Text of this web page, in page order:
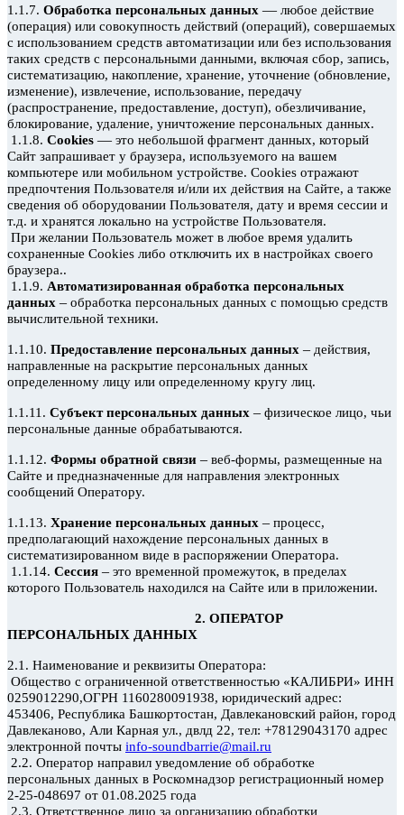
1.1.7. Обработка персональных данных — любое действие
(операция) или совокупность действий (операций), совершаемых
с использованием средств автоматизации или без использования
таких средств с персональными данными, включая сбор, запись,
систематизацию, накопление, хранение, уточнение (обновление,
изменение), извлечение, использование, передачу
(распространение, предоставление, доступ), обезличивание,
блокирование, удаление, уничтожение персональных данных.
1.1.8. Cookies — это небольшой фрагмент данных, который
Сайт запрашивает у браузера, используемого на вашем
компьютере или мобильном устройстве. Cookies отражают
предпочтения Пользователя и/или их действия на Сайте, а также
сведения об оборудовании Пользователя, дату и время сессии и
т.д. и хранятся локально на устройстве Пользователя.
При желании Пользователь может в любое время удалить
сохраненные Сookies либо отключить их в настройках своего
браузера..
1.1.9. Автоматизированная обработка персональных
данных – обработка персональных данных с помощью средств
вычислительной техники.
1.1.10. Предоставление персональных данных – действия,
направленные на раскрытие персональных данных
определенному лицу или определенному кругу лиц.
1.1.11. Субъект персональных данных – физическое лицо, чьи
персональные данные обрабатываются.
1.1.12. Формы обратной связи – веб-формы, размещенные на
Сайте и предназначенные для направления электронных
сообщений Оператору.
1.1.13. Хранение персональных данных – процесс,
предполагающий нахождение персональных данных в
систематизированном виде в распоряжении Оператора.
1.1.14. Сессия – это временной промежуток, в пределах
которого Пользователь находился на Сайте или в приложении.
2. ОПЕРАТОР
ПЕРСОНАЛЬНЫХ ДАННЫХ
2.1. Наименование и реквизиты Оператора:
Общество с ограниченной ответственностью «КАЛИБРИ» ИНН
0259012290,ОГРН 1160280091938, юридический адрес:
453406, Республика Башкортостан, Давлекановский район, город
Давлеканово, Али Карная ул., двлд 22, тел: +78129043170 адрес
электронной почты info-soundbarrie@mail.ru
2.2. Оператор направил уведомление об обработке
персональных данных в Роскомнадзор регистрационный номер
2-25-048697 от 01.08.2025 года
2.3. Ответственное лицо за организацию обработки